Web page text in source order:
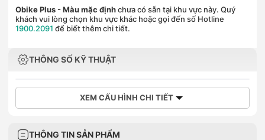
Obike Plus - Màu mặc địnhchưa có sẵn tại khu vực này. Quý
khách vui lòng chọn khu vực khác hoặc gọi đến số Hotline
1900.2091 để biết thêm chi tiết.
THÔNG SỐ KỸ THUẬT
XEM CẤU HÌNH CHI TIẾT
THÔNG TIN SẢN PHẨM